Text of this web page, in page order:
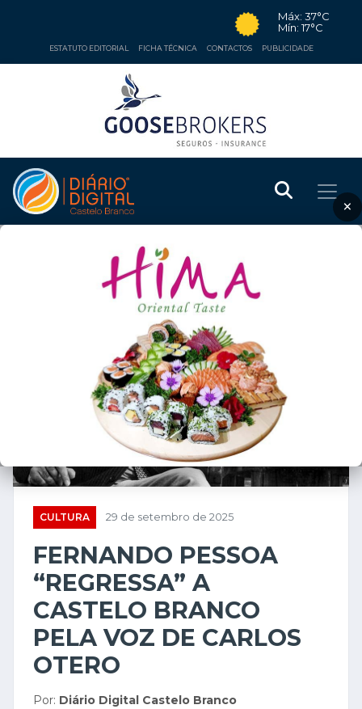
Máx: 37°C
Mín: 17°C
ESTATUTO EDITORIAL FICHA TÉCNICA CONTACTOS PUBLICIDADE
×
CULTURA 29 de setembro de 2025
FERNANDO PESSOA
“REGRESSA” A
CASTELO BRANCO
PELA VOZ DE CARLOS
OTERO
Por: Diário Digital Castelo Branco